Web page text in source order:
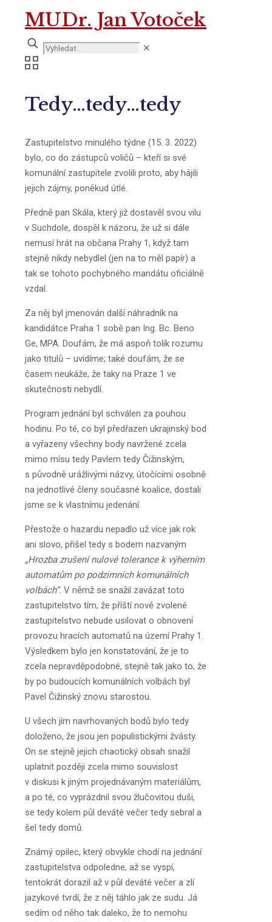
MUDr. Jan Votoček
✕
Tedy…tedy…tedy
Zastupitelstvo minulého týdne (15. 3. 2022)
bylo, co do zástupců voličů – kteří si své
komunální zastupitele zvolili proto, aby hájili
jejich zájmy, poněkud útlé.
Předně pan Skála, který již dostavěl svou vilu
v Suchdole, dospěl k názoru, že už si dále
nemusí hrát na občana Prahy 1, když tam
stejně nikdy nebydlel (jen na to měl papír) a
tak se tohoto pochybného mandátu oficiálně
vzdal.
Za něj byl jmenován další náhradník na
kandidátce Praha 1 sobě pan Ing. Bc. Beno
Ge, MPA. Doufám, že má aspoň tolik rozumu
jako titulů – uvidíme; také doufám, že se
časem neukáže, že taky na Praze 1 ve
skutečnosti nebydlí.
Program jednání byl schválen za pouhou
hodinu. Po té, co byl předřazen ukrajinský bod
a vyřazeny všechny body navržené zcela
mimo mísu tedy Pavlem tedy Čižinským,
s původně urážlivými názvy, útočícími osobně
na jednotlivé členy současné koalice, dostali
jsme se k vlastnímu jedenání.
Přestože o hazardu nepadlo už více jak rok
ani slovo, přišel tedy s bodem nazvaným
„Hrozba zrušení nulové tolerance k výherním
automatům po podzimních komunálních
volbách“. V němž se snažil zavázat toto
zastupitelstvo tím, že příští nově zvolené
zastupitelstvo nebude usilovat o obnovení
provozu hracích automatů na území Prahy 1.
Výsledkem bylo jen konstatování, že je to
zcela nepravděpodobné, stejně tak jako to, že
by po budoucích komunálních volbách byl
Pavel Čižinský znovu starostou.
U všech jím navrhovaných bodů bylo tedy
doloženo, že jsou jen populistickými žvásty.
On se stejně jejich chaotický obsah snažil
uplatnit později zcela mimo souvislost
v diskusi k jiným projednávaným materiálům,
a po té, co vyprázdnil svou žlučovitou duši,
se tedy kolem půl deváté večer tedy sebral a
šel tedy domů.
Známý opilec, který obvykle chodí na jednání
zastupitelstva odpoledne, až se vyspí,
tentokrát dorazil až v půl deváté večer a zlí
jazykové tvrdí, že z něj táhlo jak ze sudu. Já
sedím od něho tak daleko, že to nemohu